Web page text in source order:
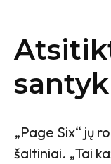
„Page Six“ jų
šaltiniai. „Tai